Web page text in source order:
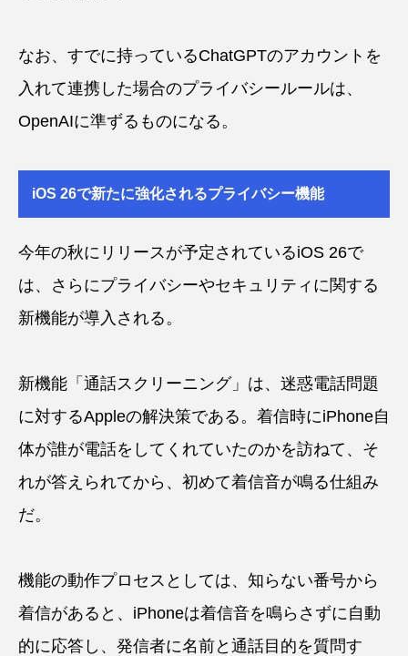
なお、すでに持っているChatGPTのアカウントを
入れて連携した場合のプライバシールールは、
OpenAIに準ずるものになる。
iOS 26で新たに強化されるプライバシー機能
今年の秋にリリースが予定されているiOS 26で
は、さらにプライバシーやセキュリティに関する
新機能が導入される。
新機能「通話スクリーニング」は、迷惑電話問題
に対するAppleの解決策である。着信時にiPhone自
体が誰が電話をしてくれていたのかを訪ねて、そ
れが答えられてから、初めて着信音が鳴る仕組み
だ。
機能の動作プロセスとしては、知らない番号から
着信があると、iPhoneは着信音を鳴らさずに自動
的に応答し、発信者に名前と通話目的を質問す